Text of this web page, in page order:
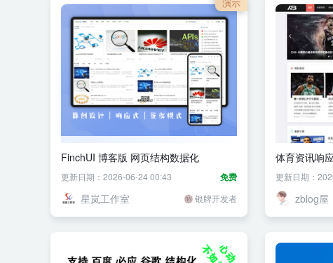
FinchUI 博客版 网页结构数据化
免费
更新日期：2026-06-24 00:43
星岚工作室 银牌开发者
体育资讯响
更新日期：
zblog屋